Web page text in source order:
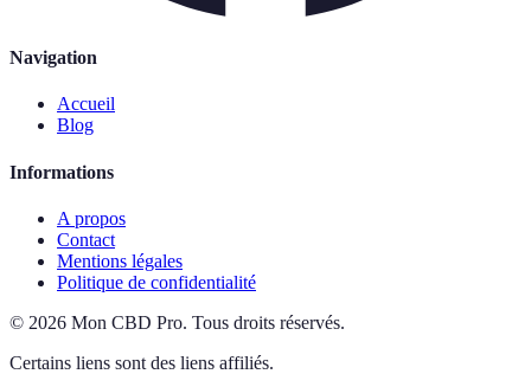
Navigation
Accueil
Blog
Informations
A propos
Contact
Mentions légales
Politique de confidentialité
© 2026 Mon CBD Pro. Tous droits réservés.
Certains liens sont des liens affiliés.